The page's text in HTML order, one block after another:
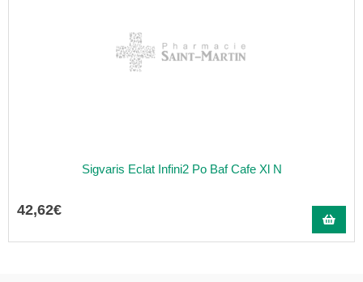
Sigvaris Eclat Infini2 Po Baf Cafe Xl N
42,62€